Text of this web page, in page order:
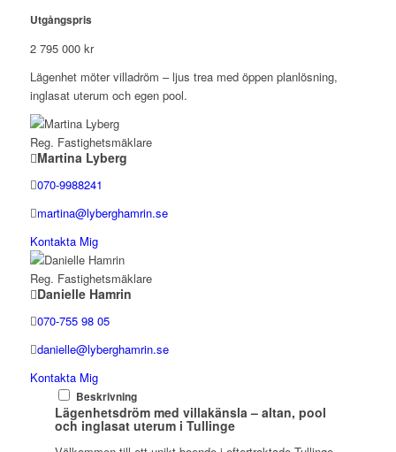
Utgångspris
2 795 000 kr
Lägenhet möter villadröm – ljus trea med öppen planlösning,
inglasat uterum och egen pool.
Reg. Fastighetsmäklare
Martina Lyberg
070-9988241
martina@lyberghamrin.se
Kontakta Mig
Reg. Fastighetsmäklare
Danielle Hamrin
070-755 98 05
danielle@lyberghamrin.se
Kontakta Mig
Beskrivning
Lägenhetsdröm med villakänsla – altan, pool
och inglasat uterum i Tullinge